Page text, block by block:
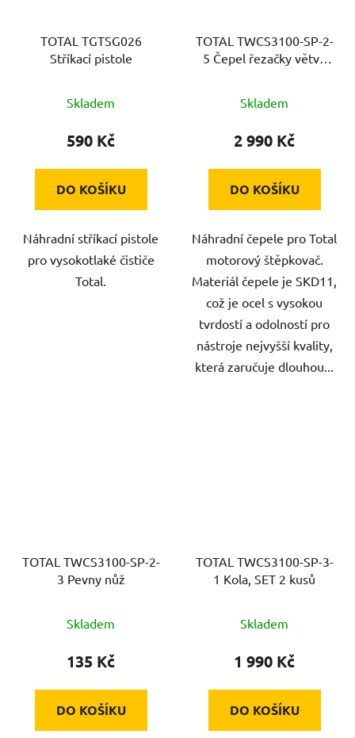
TOTAL TGTSG026
Stříkací pistole
Skladem
590 Kč
DO KOŠÍKU
Náhradní stříkací pistole
pro vysokotlaké čističe
Total.
TOTAL TWCS3100-SP-2-
5 Čepel řezačky větví,
Skladem
2 990 Kč
DO KOŠÍKU
Náhradní čepele pro Total
motorový štěpkovač.
Materiál čepele je SKD11,
což je ocel s vysokou
tvrdostí a odolností pro
nástroje nejvyšší kvality,
která zaručuje dlouhou...
TOTAL TWCS3100-SP-2-
3 Pevny nůž
Skladem
135 Kč
DO KOŠÍKU
TOTAL TWCS3100-SP-3-
1 Kola, SET 2 kusů
Skladem
1 990 Kč
DO KOŠÍKU